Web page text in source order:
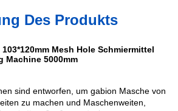
Des Produkts
Mesh Hole Schmiermittel
Machine 5000mm
sind entworfen, um gabion Masche von
zu machen und Maschenweiten,